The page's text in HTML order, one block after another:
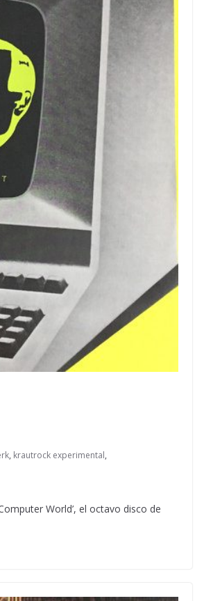
, krautrock experimental,
World’, el octavo disco de